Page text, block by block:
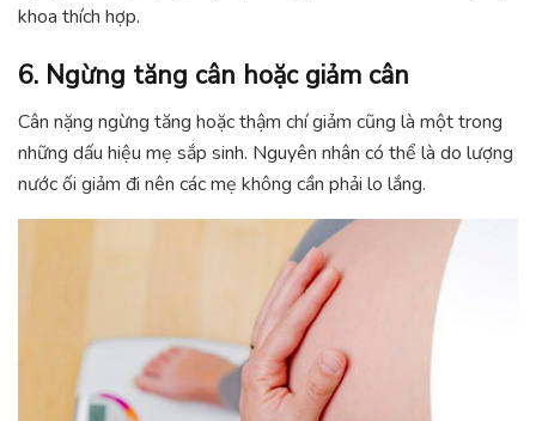
khoa thích hợp.
6. Ngừng tăng cân hoặc giảm cân
Cân nặng ngừng tăng hoặc thậm chí giảm cũng là một trong
những dấu hiệu mẹ sắp sinh. Nguyên nhân có thể là do lượng
nước ối giảm đi nên các mẹ không cần phải lo lắng.